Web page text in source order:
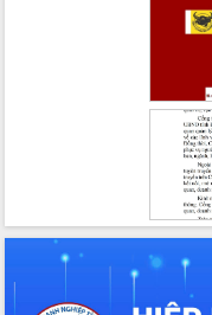
Quyền của người tiêu dùng
Đẩy mạnh cải cách hành
tâm đạt được mục tiêu tăng
Tổ chức trang trọng Lễ hội Đền
Lương Văn Chánh năm 2026
Phó Bí thư Tỉnh ủy Đắk Lắk Đỗ
Huy giữ chức Bí thư Đảng ủy Ủy
Nhân dân tỉnh